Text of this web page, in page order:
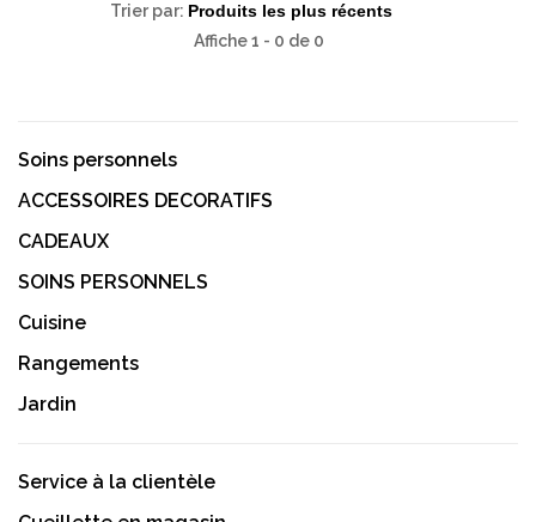
Trier par:
Affiche 1 - 0 de 0
Soins personnels
ACCESSOIRES DECORATIFS
CADEAUX
SOINS PERSONNELS
Cuisine
Rangements
Jardin
Service à la clientèle